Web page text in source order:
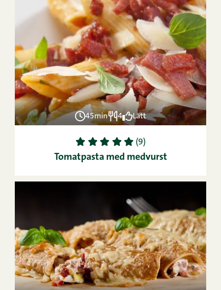
45min 4 Lätt
1 2 3 4 5 (9)
Tomatpasta med medvurst